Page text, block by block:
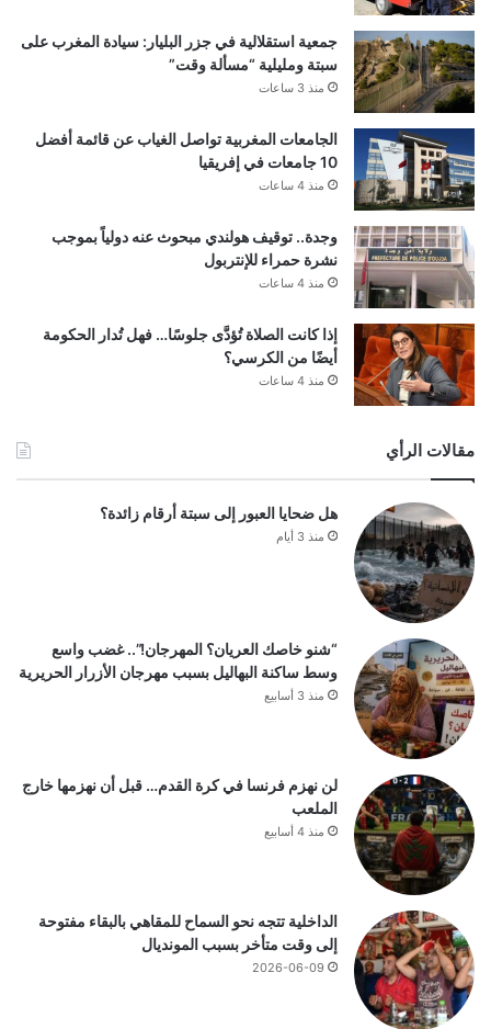
جمعية استقلالية في جزر البليار: سيادة المغرب على
سبتة ومليلية “مسألة وقت”
منذ 3 ساعات
الجامعات المغربية تواصل الغياب عن قائمة أفضل
10 جامعات في إفريقيا
منذ 4 ساعات
وجدة.. توقيف هولندي مبحوث عنه دولياً بموجب
نشرة حمراء للإنتربول
منذ 4 ساعات
إذا كانت الصلاة تُؤدَّى جلوسًا… فهل تُدار الحكومة
أيضًا من الكرسي؟
منذ 4 ساعات
مقالات الرأي
هل ضحايا العبور إلى سبتة أرقام زائدة؟
منذ 3 أيام
“شنو خاصك العريان؟ المهرجان!”.. غضب واسع
وسط ساكنة البهاليل بسبب مهرجان الأزرار الحريرية
منذ 3 أسابيع
لن نهزم فرنسا في كرة القدم… قبل أن نهزمها خارج
الملعب
منذ 4 أسابيع
الداخلية تتجه نحو السماح للمقاهي بالبقاء مفتوحة
إلى وقت متأخر بسبب المونديال
2026-06-09